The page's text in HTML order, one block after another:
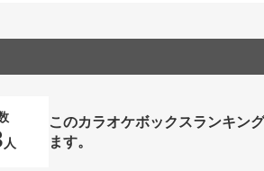
人
このカラオケボックスランキン
ます。